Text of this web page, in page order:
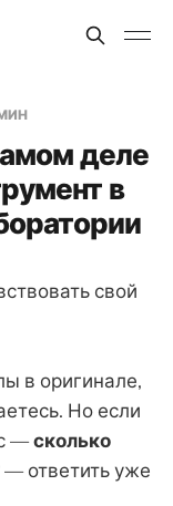
деле
в
свой
в оригинале,
Но если
—сколько
— ответить уже